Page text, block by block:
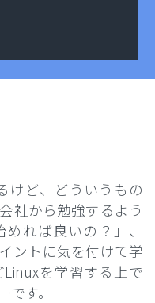
けど、どういうもの
社から勉強するよう
れば良いの？」、
ントに気を付けて学
を学習する上で
す。